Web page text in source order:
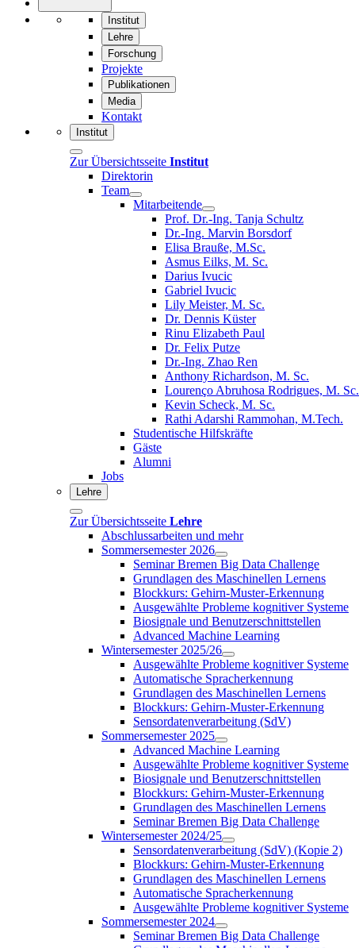
Institut
Lehre
Forschung
Projekte
Publikationen
Media
Kontakt
Institut
Zur Übersichtsseite Institut
Direktorin
Team
Mitarbeitende
Prof. Dr.-Ing. Tanja Schultz
Dr.-Ing. Marvin Borsdorf
Elisa Brauße, M.Sc.
Asmus Eilks, M. Sc.
Darius Ivucic
Gabriel Ivucic
Lily Meister, M. Sc.
Dr. Dennis Küster
Rinu Elizabeth Paul
Dr. Felix Putze
Dr.-Ing. Zhao Ren
Anthony Richardson, M. Sc.
Lourenço Abruhosa Rodrigues, M. Sc.
Kevin Scheck, M. Sc.
Rathi Adarshi Rammohan, M.Tech.
Studentische Hilfskräfte
Gäste
Alumni
Jobs
Lehre
Zur Übersichtsseite Lehre
Abschlussarbeiten und mehr
Sommersemester 2026
Seminar Bremen Big Data Challenge
Grundlagen des Maschinellen Lernens
Blockkurs: Gehirn-Muster-Erkennung
Ausgewählte Probleme kognitiver Systeme
Biosignale und Benutzerschnittstellen
Advanced Machine Learning
Wintersemester 2025/26
Ausgewählte Probleme kognitiver Systeme
Automatische Spracherkennung
Grundlagen des Maschinellen Lernens
Blockkurs: Gehirn-Muster-Erkennung
Sensordatenverarbeitung (SdV)
Sommersemester 2025
Advanced Machine Learning
Ausgewählte Probleme kognitiver Systeme
Biosignale und Benutzerschnittstellen
Blockkurs: Gehirn-Muster-Erkennung
Grundlagen des Maschinellen Lernens
Seminar Bremen Big Data Challenge
Wintersemester 2024/25
Sensordatenverarbeitung (SdV) (Kopie 2)
Blockkurs: Gehirn-Muster-Erkennung
Grundlagen des Maschinellen Lernens
Automatische Spracherkennung
Ausgewählte Probleme kognitiver Systeme
Sommersemester 2024
Seminar Bremen Big Data Challenge